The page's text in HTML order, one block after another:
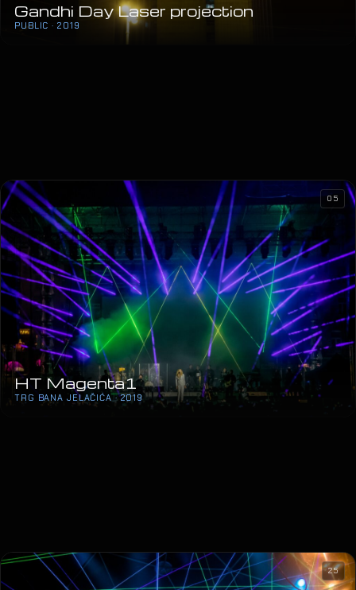
Gandhi Day Laser projection
PUBLIC · 2019
HT Magenta1
TRG BANA JELAČIĆA · 2019
05
25